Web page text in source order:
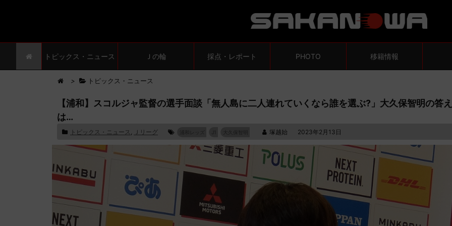
トピックス・ニュース Ｊの輪 採点・レポート PHOTO 移籍情報
> トピックス・ニュース
【浦和】スコルジャ監督の選手面談「無人島に二人連れていくなら誰を選ぶ?」大久保智明の答え
は…
トピックス・ニュース , Ｊリーグ 大久保智明 塚越始 2023年2月13日